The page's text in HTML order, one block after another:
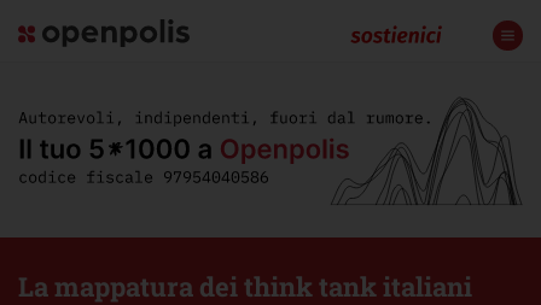
La mappatura dei think tank italiani